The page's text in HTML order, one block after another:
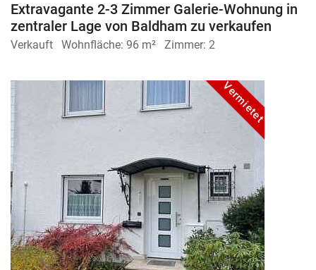
Extravagante 2-3 Zimmer Galerie-Wohnung in
zentraler Lage von Baldham zu verkaufen
Verkauft Wohnfläche: 96 m² Zimmer: 2
Vermietet